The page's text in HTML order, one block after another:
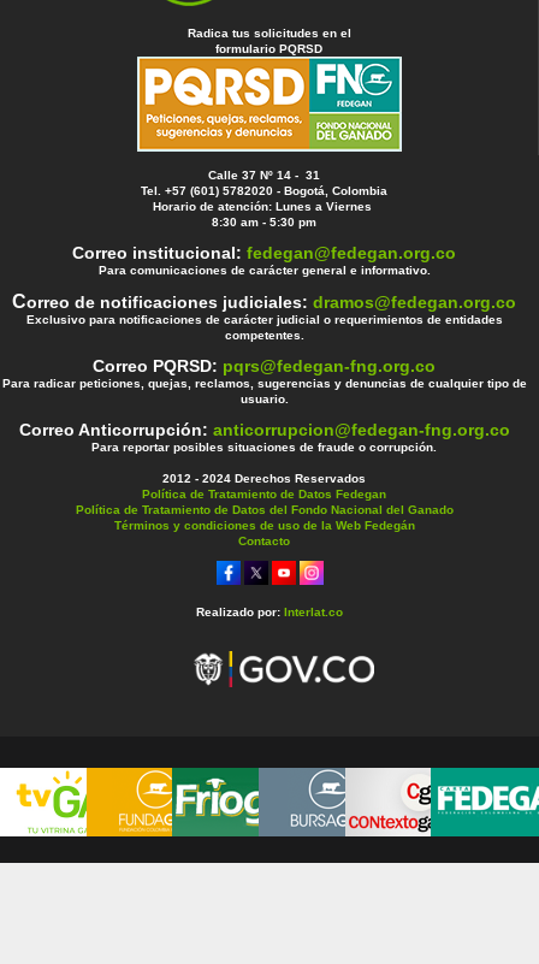
Radica tus solicitudes en el
formulario PQRSD
Calle 37 Nº 14 - 31
Tel. +57 (601) 5782020 - Bogotá, Colombia
Horario de atención: Lunes a Viernes
8:30 am - 5:30 pm
Correo institucional:fedegan@fedegan.org.co
Para comunicaciones de carácter general e informativo.
Correo de notificaciones judiciales:dramos@fedegan.org.co
Exclusivo para notificaciones de carácter judicial o requerimientos de entidades
competentes.
Correo PQRSD: pqrs@fedegan-fng.org.co
Para radicar peticiones, quejas, reclamos, sugerencias y denuncias de cualquier tipo de
usuario.
Correo Anticorrupción: anticorrupcion@fedegan-fng.org.co
Para reportar posibles situaciones de fraude o corrupción.
2012 - 2024 Derechos Reservados
Política de Tratamiento de Datos Fedegan
Política de Tratamiento de Datos del Fondo Nacional del Ganado
Términos y condiciones de uso de la Web Fedegán
Contacto
Realizado por: Interlat.co